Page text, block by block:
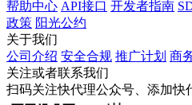
帮助中心 API接口 开发者指南
政策 阳光公约
关于我们
公司介绍 安全合规 推广计划 商
关注或者联系我们
扫码关注快代理公众号、添加快